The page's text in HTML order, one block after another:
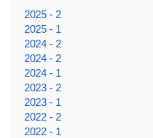
2025 - 2
2025 - 1
2024 - 2
2024 - 2
2024 - 1
2023 - 2
2023 - 1
2022 - 2
2022 - 1